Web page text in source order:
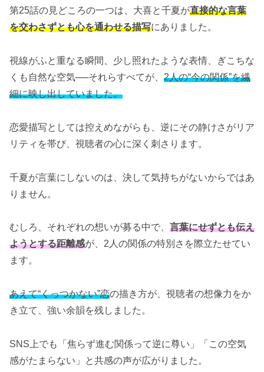
第25話の見どころの一つは、大喜と千夏が直接的な言葉
を交わさずとも心を通わせる描写にありました。
視線がふと重なる瞬間、少し照れたような表情、ぎこちな
くも自然な空気──それらすべてが、 2人の“今の関係”を繊
細に映し出していました。
恋愛描写としては控えめながらも、逆にその静けさがリア
リティを帯び、視聴者の心に深く刺さります。
千夏が言葉にしないのは、決して気持ちがないからではあ
りません。
むしろ、それぞれの想いが募る中で、 言葉にせずとも伝え
ようとする距離感が、2人の関係の特別さを際立たせてい
ます。
あえて“くっつかない”恋の描き方が、視聴者の想像力をか
き立て、強い余韻を残しました。
SNS上でも「焦らず進む関係って逆に尊い」「この空気
感がたまらない」と共感の声が広がりました。